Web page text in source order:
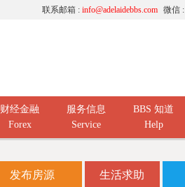
微信 :
联系邮箱 : info@adelaidebbs.com
财经金融
Forex
服务信息
Service
BBS 知道
Help
发布房源 生活求助